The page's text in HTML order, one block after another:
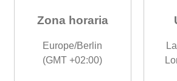
Zona horaria
Europe/Berlin
(GMT +02:00)